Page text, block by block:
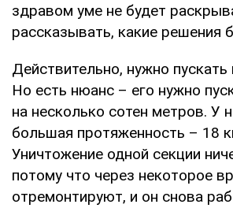
здравом уме не будет
рассказывать, какие решения
Действительно, нужно
Но есть нюанс – его нужно
на несколько сотен метров. У
большая протяженность – 18
Уничтожение одной секции
потому что через некоторое
отремонтируют, и он снова